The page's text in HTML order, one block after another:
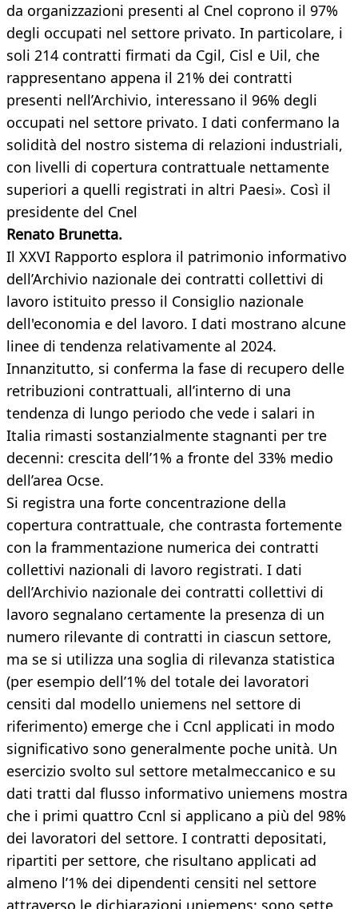
da organizzazioni presenti al Cnel coprono il 97%
degli occupati nel settore privato. In particolare, i
soli 214 contratti firmati da Cgil, Cisl e Uil, che
rappresentano appena il 21% dei contratti
presenti nell’Archivio, interessano il 96% degli
occupati nel settore privato. I dati confermano la
solidità del nostro sistema di relazioni industriali,
con livelli di copertura contrattuale nettamente
superiori a quelli registrati in altri Paesi». Così il
presidente del Cnel
Renato Brunetta.
Il XXVI Rapporto esplora il patrimonio informativo
dell’Archivio nazionale dei contratti collettivi di
lavoro istituito presso il Consiglio nazionale
dell'economia e del lavoro. I dati mostrano alcune
linee di tendenza relativamente al 2024.
Innanzitutto, si conferma la fase di recupero delle
retribuzioni contrattuali, all’interno di una
tendenza di lungo periodo che vede i salari in
Italia rimasti sostanzialmente stagnanti per tre
decenni: crescita dell’1% a fronte del 33% medio
dell’area Ocse.
Si registra una forte concentrazione della
copertura contrattuale, che contrasta fortemente
con la frammentazione numerica dei contratti
collettivi nazionali di lavoro registrati. I dati
dell’Archivio nazionale dei contratti collettivi di
lavoro segnalano certamente la presenza di un
numero rilevante di contratti in ciascun settore,
ma se si utilizza una soglia di rilevanza statistica
(per esempio dell’1% del totale dei lavoratori
censiti dal modello uniemens nel settore di
riferimento) emerge che i Ccnl applicati in modo
significativo sono generalmente poche unità. Un
esercizio svolto sul settore metalmeccanico e su
dati tratti dal flusso informativo uniemens mostra
che i primi quattro Ccnl si applicano a più del 98%
dei lavoratori del settore. I contratti depositati,
ripartiti per settore, che risultano applicati ad
almeno l’1% dei dipendenti censiti nel settore
attraverso le dichiarazioni uniemens: sono sette